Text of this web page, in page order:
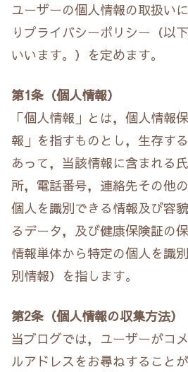
ユーザーの個人情報の取扱い
りプライバシーポリシー（以
いいます。）を定めます。
第1条（個人情報）
「個人情報」とは，個人情報
報」を指すものとし，生存す
あって，当該情報に含まれる
所，電話番号，連絡先その他
個人を識別できる情報及び容
るデータ，及び健康保険証の
情報単体から特定の個人を識
別情報）を指します。
第2条（個人情報の収集方法）
当ブログでは，ユーザーがコ
ルアドレスをお尋ねすること